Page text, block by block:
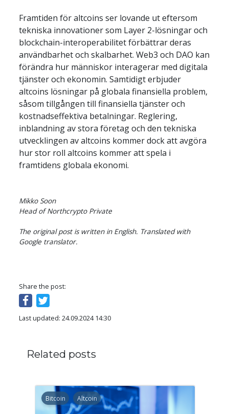
Framtiden för altcoins ser lovande ut eftersom
tekniska innovationer som Layer 2-lösningar och
blockchain-interoperabilitet förbättrar deras
användbarhet och skalbarhet. Web3 och DAO kan
förändra hur människor interagerar med digitala
tjänster och ekonomin. Samtidigt erbjuder
altcoins lösningar på globala finansiella problem,
såsom tillgången till finansiella tjänster och
kostnadseffektiva betalningar. Reglering,
inblandning av stora företag och den tekniska
utvecklingen av altcoins kommer dock att avgöra
hur stor roll altcoins kommer att spela i
framtidens globala ekonomi.
Mikko Soon
Head of Northcrypto Private
The original post is written in English. Translated with
Google translator.
Share the post:
Last updated: 24.09.2024 14:30
Related posts
Bitcoin Altcoin